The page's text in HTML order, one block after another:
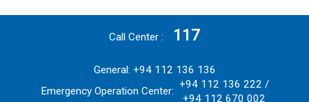
Call Center 117
General: +94 112 136 136
Emergency Operation Center:
+94 112 136 222 /
+94 112 670 002